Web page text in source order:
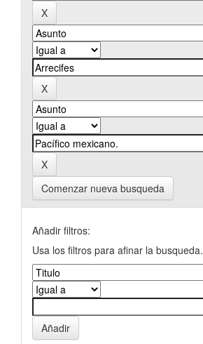
Comenzar nueva busqueda
Añadir filtros:
Usa los filtros para afinar la busqueda.